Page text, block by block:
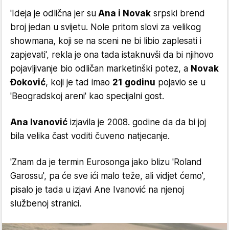
'Ideja je odlična jer su Ana i Novak srpski brend
broj jedan u svijetu. Nole pritom slovi za velikog
showmana, koji se na sceni ne bi libio zaplesati i
zapjevati', rekla je ona tada istaknuvši da bi njihovo
pojavljivanje bio odličan marketinški potez, a Novak
Đoković, koji je tad imao 21 godinu pojavio se u
'Beogradskoj areni' kao specijalni gost.
Ana Ivanović izjavila je 2008. godine da da bi joj
bila velika čast voditi čuveno natjecanje.
'Znam da je termin Eurosonga jako blizu 'Roland
Garossu', pa će sve ići malo teže, ali vidjet ćemo',
pisalo je tada u izjavi Ane Ivanović na njenoj
službenoj stranici.